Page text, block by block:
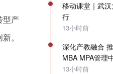
型产
。
移动课堂｜武
行
13小时前
深化产教融合
MBA MPA管理
13小时前